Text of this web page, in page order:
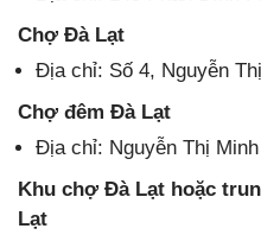
Chợ Đà Lạt
Địa chỉ: Số 4, Nguyễn
Chợ đêm Đà Lạt
Địa chỉ: Nguyễn Thị
Khu chợ Đà Lạt hoặc
Lạt